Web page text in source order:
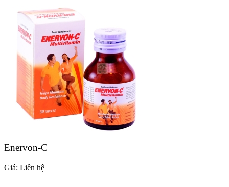
Enervon-C
Giá: Liên hệ